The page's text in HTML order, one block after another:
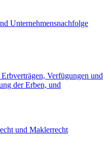
Verfügungen und
der Erben, und